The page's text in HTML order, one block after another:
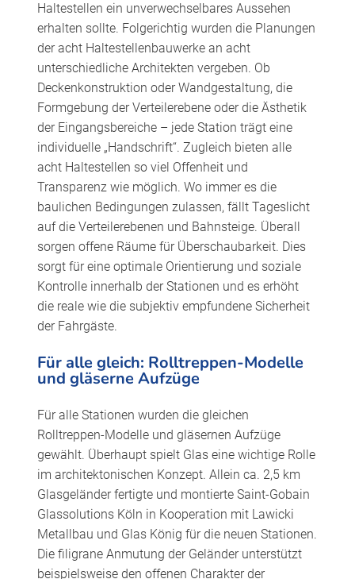
Haltestellen ein unverwechselbares Aussehen
erhalten sollte. Folgerichtig wurden die Planungen
der acht Haltestellenbauwerke an acht
unterschiedliche Architekten vergeben. Ob
Deckenkonstruktion oder Wandgestaltung, die
Formgebung der Verteilerebene oder die Ästhetik
der Eingangsbereiche – jede Station trägt eine
individuelle „Handschrift“. Zugleich bieten alle
acht Haltestellen so viel Offenheit und
Transparenz wie möglich. Wo immer es die
baulichen Bedingungen zulassen, fällt Tageslicht
auf die Verteilerebenen und Bahnsteige. Überall
sorgen offene Räume für Überschaubarkeit. Dies
sorgt für eine optimale Orientierung und soziale
Kontrolle innerhalb der Stationen und es erhöht
die reale wie die subjektiv empfundene Sicherheit
der Fahrgäste.
Für alle gleich: Rolltreppen-Modelle
und gläserne Aufzüge
Für alle Stationen wurden die gleichen
Rolltreppen-Modelle und gläsernen Aufzüge
gewählt. Überhaupt spielt Glas eine wichtige Rolle
im architektonischen Konzept. Allein ca. 2,5 km
Glasgeländer fertigte und montierte Saint-Gobain
Glassolutions Köln in Kooperation mit Lawicki
Metallbau und Glas König für die neuen Stationen.
Die filigrane Anmutung der Geländer unterstützt
beispielsweise den offenen Charakter der